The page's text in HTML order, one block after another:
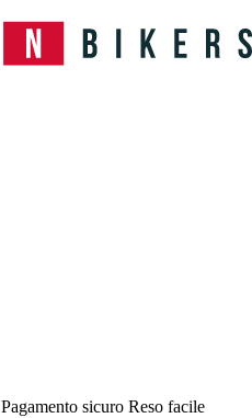
Pagamento sicuro Reso facile